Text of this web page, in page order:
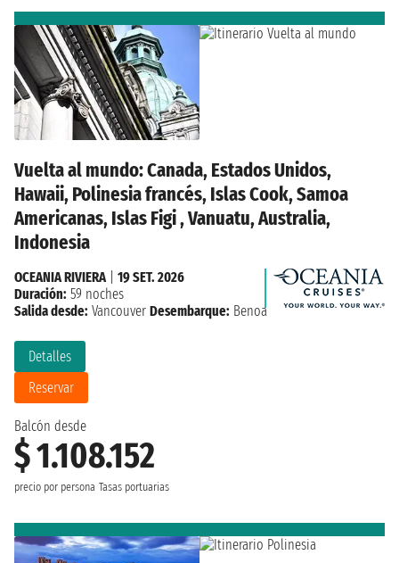
Vuelta al mundo: Canada, Estados Unidos,
Hawaii, Polinesia francés, Islas Cook, Samoa
Americanas, Islas Figi , Vanuatu, Australia,
Indonesia
Balcón desde
$ 1.108.152
precio por persona Tasas portuarias
Detalles
Reservar
OCEANIA RIVIERA| 19 SET. 2026
Duración: 59 noches
Salida desde: Vancouver Desembarque: Benoa